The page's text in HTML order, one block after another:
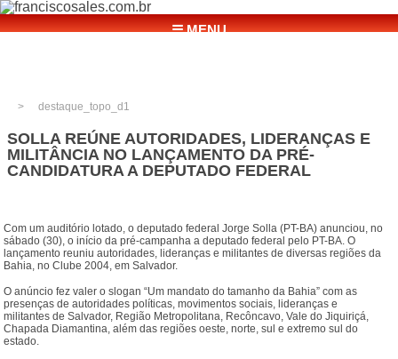
☰ MENU
destaque_topo_d1
SOLLA REÚNE AUTORIDADES, LIDERANÇAS E
MILITÂNCIA NO LANÇAMENTO DA PRÉ-
CANDIDATURA A DEPUTADO FEDERAL
Com um auditório lotado, o deputado federal Jorge Solla (PT-BA) anunciou, no
sábado (30), o início da pré-campanha a deputado federal pelo PT-BA. O
lançamento reuniu autoridades, lideranças e militantes de diversas regiões da
Bahia, no Clube 2004, em Salvador.
O anúncio fez valer o slogan “Um mandato do tamanho da Bahia” com as
presenças de autoridades políticas, movimentos sociais, lideranças e
militantes de Salvador, Região Metropolitana, Recôncavo, Vale do Jiquiriçá,
Chapada Diamantina, além das regiões oeste, norte, sul e extremo sul do
estado.